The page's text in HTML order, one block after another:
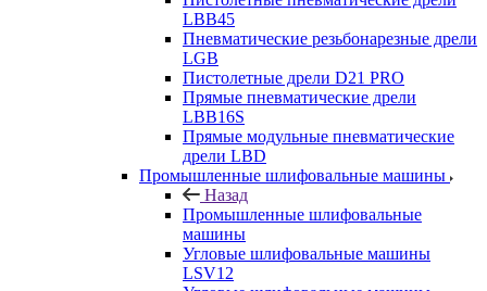
LBB45
Пневматические резьбонарезные дрели
LGB
Пистолетные дрели D21 PRO
Прямые пневматические дрели
LBB16S
Прямые модульные пневматические
дрели LBD
Промышленные шлифовальные машины
Назад
Промышленные шлифовальные
машины
Угловые шлифовальные машины
LSV12